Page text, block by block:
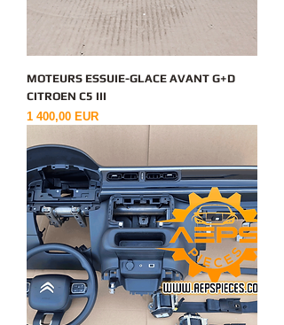
MOTEURS ESSUIE-GLACE AVANT G+D
CITROEN C5 III
Ціна
1 400,00 EUR